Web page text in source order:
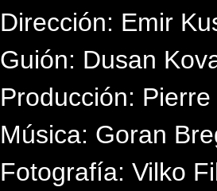
Dirección: Emir
Guión: Dusan
Producción:
Música: Goran
Fotografía: Vilko